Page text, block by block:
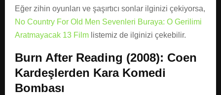
Eğer zihin oyunları ve şaşırtıcı sonlar ilginizi çekiyorsa,
No Country For Old Men Sevenleri Buraya: O Gerilimi
Aratmayacak 13 Film listemiz de ilginizi çekebilir.
Burn After Reading (2008): Coen
Kardeşlerden Kara Komedi
Bombası